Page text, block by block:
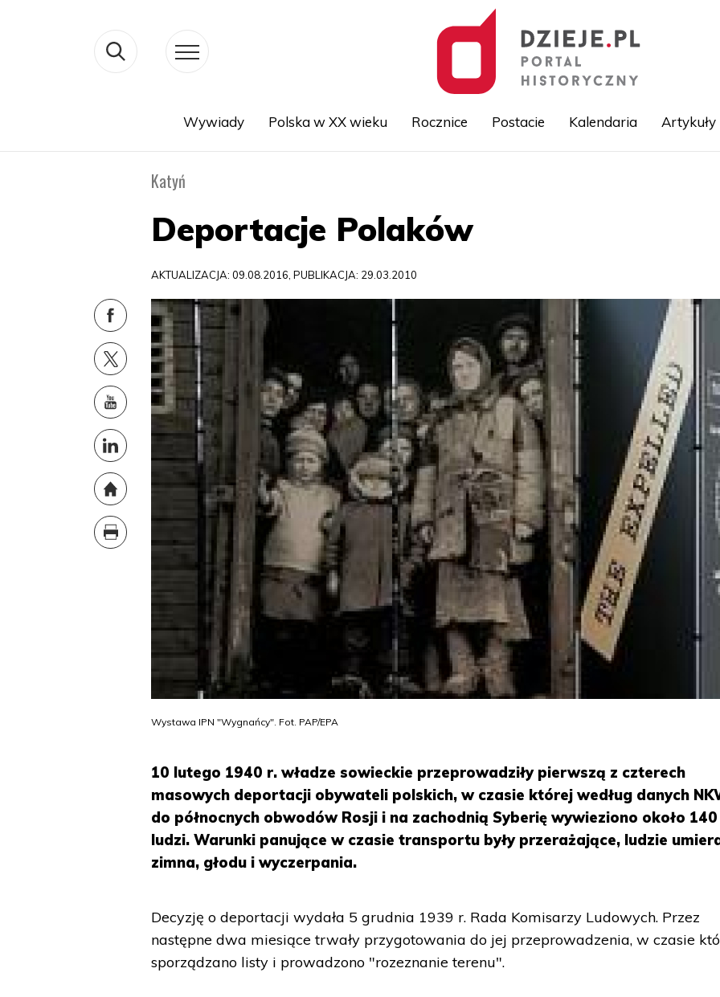
Wywiady Polska w XX wieku Rocznice Postacie Kalendaria Artykuły
Katyń
Deportacje Polaków
AKTUALIZACJA: 09.08.2016, PUBLIKACJA: 29.03.2010
Wystawa IPN "Wygnańcy". Fot. PAP/EPA
10 lutego 1940 r. władze sowieckie przeprowadziły pierwszą z czterech
masowych deportacji obywateli polskich, w czasie której według danych
do północnych obwodów Rosji i na zachodnią Syberię wywieziono około
ludzi. Warunki panujące w czasie transportu były przerażające, ludzie
zimna, głodu i wyczerpania.
Decyzję o deportacji wydała 5 grudnia 1939 r. Rada Komisarzy Ludowych. Przez
następne dwa miesiące trwały przygotowania do jej przeprowadzenia, w czasie
sporządzano listy i prowadzono "rozeznanie terenu".